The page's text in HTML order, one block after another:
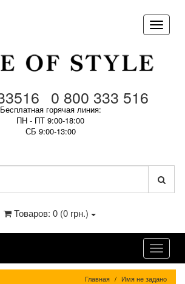
0 800 333 516
Бесплатная горячая линия:
ПН - ПТ 9:00-18:00
СБ 9:00-13:00
Товаров: 0 (0 грн.)
Главная Имя не задано